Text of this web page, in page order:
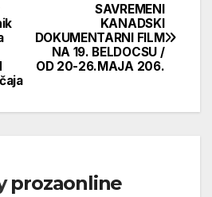
SAVREMENI
KANADSKI
DOKUMENTARNI FILM
NA 19. BELDOCSU /
OD 20-26.MAJA 206.
prozaonline